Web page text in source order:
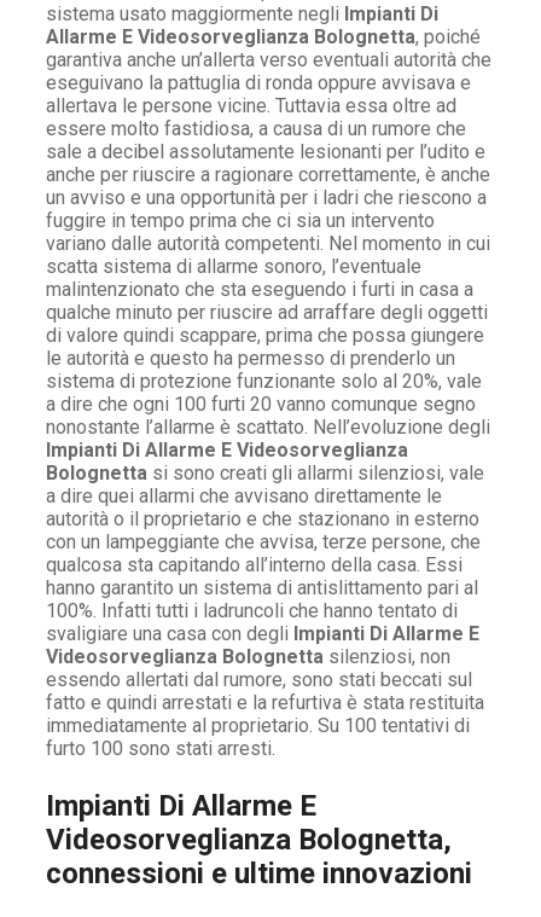
sistema usato maggiormente negli Impianti Di
Allarme E Videosorveglianza Bolognetta, poiché
garantiva anche un’allerta verso eventuali autorità che
eseguivano la pattuglia di ronda oppure avvisava e
allertava le persone vicine. Tuttavia essa oltre ad
essere molto fastidiosa, a causa di un rumore che
sale a decibel assolutamente lesionanti per l’udito e
anche per riuscire a ragionare correttamente, è anche
un avviso e una opportunità per i ladri che riescono a
fuggire in tempo prima che ci sia un intervento
variano dalle autorità competenti. Nel momento in cui
scatta sistema di allarme sonoro, l’eventuale
malintenzionato che sta eseguendo i furti in casa a
qualche minuto per riuscire ad arraffare degli oggetti
di valore quindi scappare, prima che possa giungere
le autorità e questo ha permesso di prenderlo un
sistema di protezione funzionante solo al 20%, vale
a dire che ogni 100 furti 20 vanno comunque segno
nonostante l’allarme è scattato. Nell’evoluzione degli
Impianti Di Allarme E Videosorveglianza
Bolognetta si sono creati gli allarmi silenziosi, vale
a dire quei allarmi che avvisano direttamente le
autorità o il proprietario e che stazionano in esterno
con un lampeggiante che avvisa, terze persone, che
qualcosa sta capitando all’interno della casa. Essi
hanno garantito un sistema di antislittamento pari al
100%. Infatti tutti i ladruncoli che hanno tentato di
svaligiare una casa con degli Impianti Di Allarme E
Videosorveglianza Bolognetta silenziosi, non
essendo allertati dal rumore, sono stati beccati sul
fatto e quindi arrestati e la refurtiva è stata restituita
immediatamente al proprietario. Su 100 tentativi di
furto 100 sono stati arresti.
Impianti Di Allarme E
Videosorveglianza Bolognetta,
connessioni e ultime innovazioni